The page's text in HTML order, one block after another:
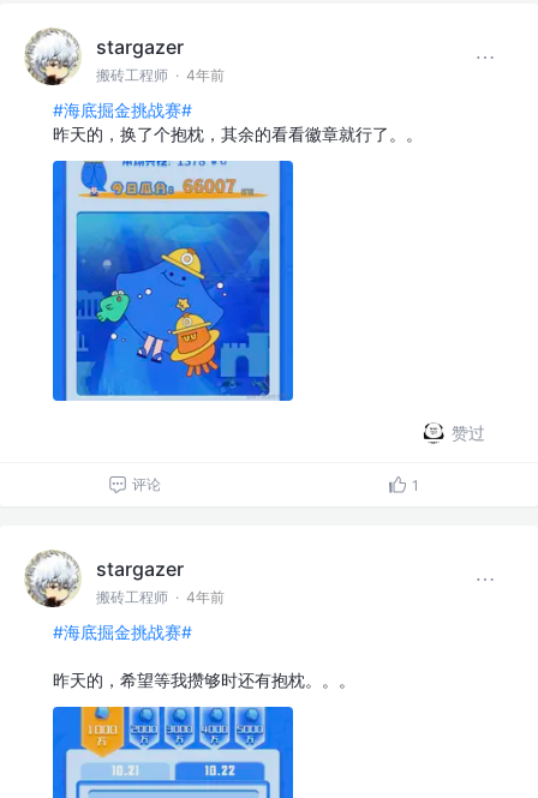
stargazer
搬砖工程师 · 4年前
#海底掘金挑战赛#
昨天的，换了个抱枕，其余的看看徽章就行了。。
赞过
评论 1
stargazer
搬砖工程师 · 4年前
#海底掘金挑战赛#
昨天的，希望等我攒够时还有抱枕。。。